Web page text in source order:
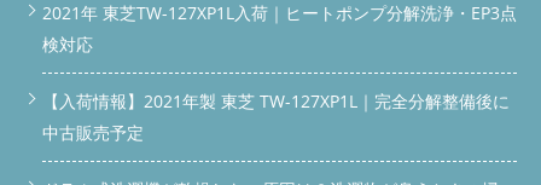
block .price-button:hover { opacity: 0.9; } /* スマホ最適化 */
@media (max-width: 768px) { #scroll-bar { padding: 10px 8px; }
#scroll-bar a, #bottom-bar a { font-size: 14px; padding: 12px
6px; } } window.addEventListener('scroll', function() { const
scrollBar = document.getElementById('scroll-bar'); const
bottomBar = document.getElementById('bottom-bar');
weight: bold; color: #fff; text-decoration: none; } #bottom-bar
a.phone { background-color: #007BFF; } #bottom-bar a.contact
{ background-color: #FF6600; } #bottom-bar a:hover { opacity:
0.9; } /* サービス＆料金ブロック */ .vertical-link-block {
background-color: #FFF8E1; border: 1px solid #FFD699;
padding: 24px; margin: 24px 0; text-align: center; border-radius:
10px; } .vertical-link-block p { font-size: 16px; color: #333;
margin: 20px 0; line-height: 1.5; } /* ボタン共通設定 */ .vertical-
っておくと？ これから紹介をする3つの問題を防ぐためには、定
期的なカビ掃除と予防対策が大切です。カビを放置することなく
早めに対策を取り、清潔で快適な洗濯環境を維持しましょう。 1.
臭いが発生する カビが繁殖すると、洗濯機から不快な臭いが発
生します。この臭いは洗濯物にも移り、せっかく洗濯をしても臭
いが取れないという状況になります。特に梅雨や夏場は湿度が高
くなるため、カビの繁殖が早く、臭いがより強くなる傾向があり
2021年 東芝TW-127XP1L入荷｜ヒートポンプ分解洗浄・EP3点
検対応
【入荷情報】2021年製 東芝 TW-127XP1L｜完全分解整備後に
中古販売予定